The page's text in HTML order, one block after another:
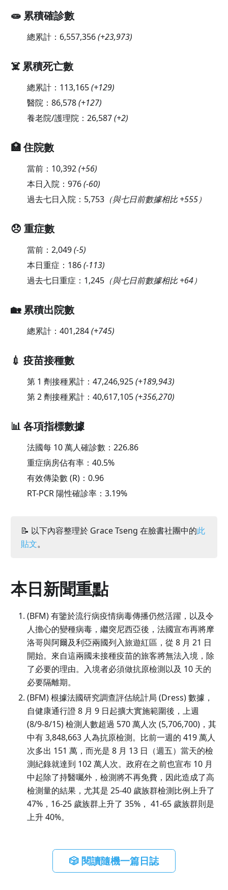
🧫 累積確診數
總累計： 6,557,356(+23,973)
☠️ 累積死亡數
總累計： 113,165(+129)
醫院： 86,578(+127)
養老院/護理院： 26,587(+2)
🏥 住院數
當前： 10,392(+56)
本日入院： 976(-60)
過去七日入院： 5,753（與七日前數據相比 +555）
😞 重症數
當前： 2,049(-5)
本日重症： 186(-113)
過去七日重症： 1,245（與七日前數據相比 +64）
🏡 累積出院數
總累計： 401,284(+745)
💉 疫苗接種數
第 1 劑接種累計： 47,246,925(+189,943)
第 2 劑接種累計： 40,617,105(+356,270)
📊 各項指標數據
法國每 10 萬人確診數： 226.86
重症病房佔有率： 40.5%
有效傳染數 (R)： 0.96
RT-PCR 陽性確診率： 3.19%
📝 以下內容整理於 Grace Tseng 在臉書社團中的此
貼文。
本日新聞重點
(BFM) 有鑒於流行病疫情病毒傳播仍然活躍，以及令
人擔心的變種病毒，繼突尼西亞後，法國宣布再將摩
洛哥與阿爾及利亞兩國列入旅遊紅區，從 8 月 21 日
開始。來自這兩國未接種疫苗的旅客將無法入境，除
了必要的理由。入境者必須做抗原檢測以及 10 天的
必要隔離期。
(BFM) 根據法國研究調查評估統計局 (Dress) 數據，
自健康通行證 8 月 9 日起擴大實施範圍後，上週
(8/9-8/15) 檢測人數超過 570 萬人次 (5,706,700)，其
中有 3,848,663 人為抗原檢測。比前一週的 419 萬人
次多出 151 萬，而光是 8 月 13 日（週五）當天的檢
測紀錄就達到 102 萬人次。政府在之前也宣布 10 月
中起除了持醫囑外，檢測將不再免費，因此造成了高
檢測量的結果，尤其是 25-40 歲族群檢測比例上升了
47%，16-25 歲族群上升了 35%， 41-65 歲族群則是
上升 40%。
🎲 閱讀隨機一篇日誌